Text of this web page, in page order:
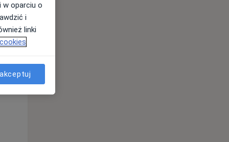
Śr,
12 Sie
w oparciu o
i
linki